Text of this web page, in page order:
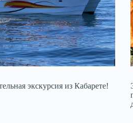
экскурсия из Кабарете!